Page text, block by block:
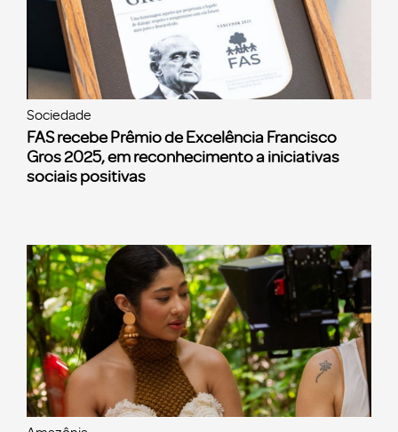
Sociedade
FAS recebe Prêmio de Excelência Francisco
Gros 2025, em reconhecimento a iniciativas
sociais positivas